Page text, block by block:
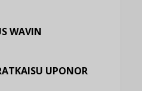
WAVIN
UPONOR